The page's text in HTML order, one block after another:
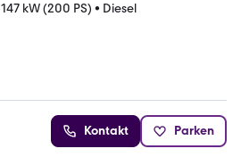
147 kW (200 PS) • Diesel
Kontakt Parken